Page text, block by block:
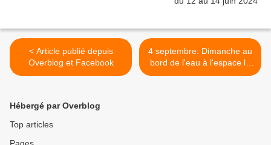
< Article publié depuis
Overblog et Facebook
4 septembre: Dimanche au
bord de l'eau à l'espace le
Temps des Cerises >
Hébergé par Overblog
Top articles